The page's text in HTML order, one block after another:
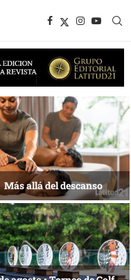
Energía que Impulsa la
competitividad